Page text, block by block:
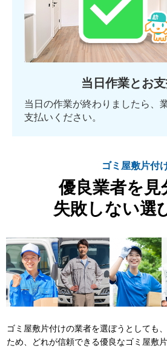
当日作業とお
当日の作業が終わりましたら、
支払いください。
ゴミ屋敷片付
優良業者を見
失敗しない選
ゴミ屋敷片付けの業者を選ぼうとしても
ため、どれが信頼できる優良なゴミ屋敷